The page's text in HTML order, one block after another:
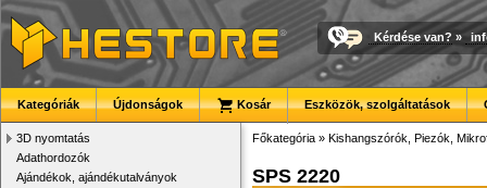
Kérdése van? »
Kategóriák Újdonságok Kosár Eszközök, szolgáltatások
3D nyomtatás
Adathordozók
Ajándékok, ajándékutalványok
Főkategória » Kishangszórók, Piezók,
SPS 2220